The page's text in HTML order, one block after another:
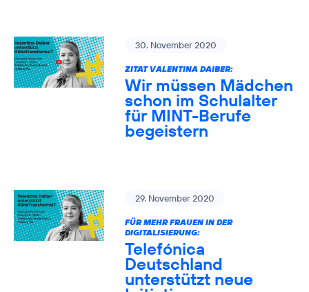
30. November 2020
ZITAT VALENTINA DAIBER:
Wir müssen Mädchen
schon im Schulalter
für MINT-Berufe
begeistern
29. November 2020
FÜR MEHR FRAUEN IN DER
DIGITALISIERUNG:
Telefónica
Deutschland
unterstützt neue